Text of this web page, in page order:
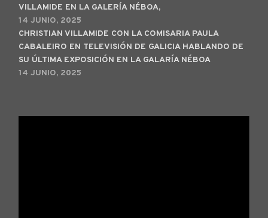
VILLAMIDE EN LA GALERÍA NÉBOA,
14 JUNIO, 2025
CHRISTIAN VILLAMIDE CON LA COMISARIA PAULA
CABALEIRO EN TELEVISIÓN DE GALICIA HABLANDO DE
SU ÚLTIMA EXPOSICIÓN EN LA GALARÍA NÉBOA
14 JUNIO, 2025